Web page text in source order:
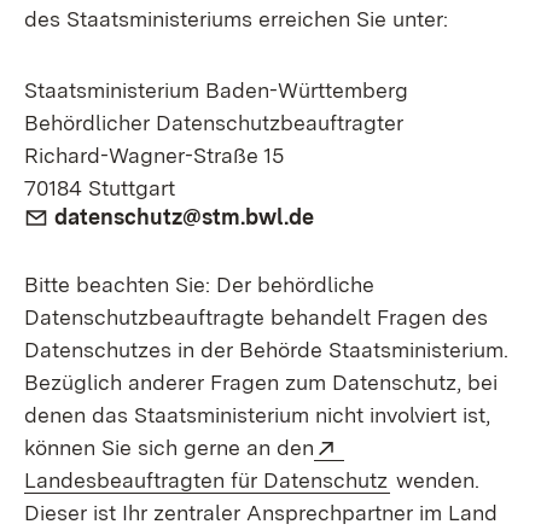
des Staatsministeriums erreichen Sie unter:
Staatsministerium Baden-Württemberg
Behördlicher Datenschutzbeauftragter
Richard-Wagner-Straße 15
70184 Stuttgart
E-Mail:
datenschutz@stm.bwl.de
Bitte beachten Sie: Der behördliche
Datenschutzbeauftragte behandelt Fragen des
Datenschutzes in der Behörde Staatsministerium.
Bezüglich anderer Fragen zum Datenschutz, bei
denen das Staatsministerium nicht involviert ist,
können Sie sich gerne an den
Landesbeauftragten für Datenschutz (Öffnet in
wenden.
Dieser ist Ihr zentraler Ansprechpartner im Land